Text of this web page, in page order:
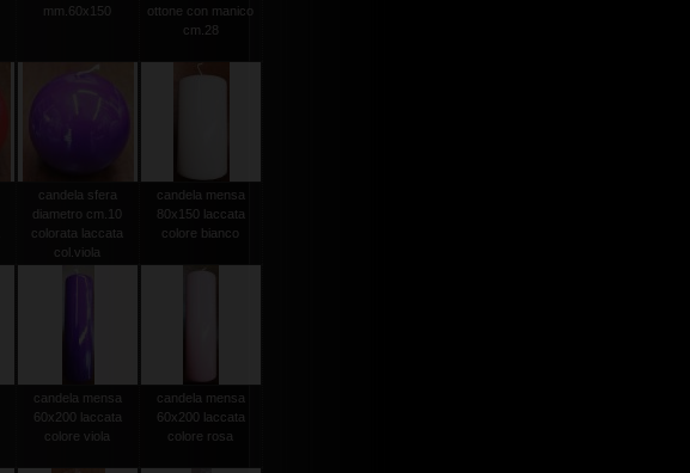
mm.60x150
ottone con manico
cm.28
candela sfera
diametro cm.10
colorata laccata
col.viola
candela mensa
80x150 laccata
colore bianco
candela mensa
60x200 laccata
colore viola
candela mensa
60x200 laccata
colore rosa